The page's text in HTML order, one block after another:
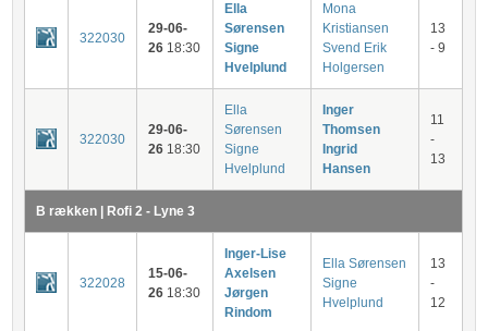
322030
29-06-
26 18:30
Ella
Sørensen
Signe
Hvelplund
Mona
Kristiansen
Svend Erik
Holgersen
13
- 9
322030
29-06-
26 18:30
Ella
Sørensen
Signe
Hvelplund
Inger
Thomsen
Ingrid
Hansen
11
-
13
B rækken | Rofi 2 - Lyne 3
322028
15-06-
26 18:30
Inger-Lise
Axelsen
Jørgen
Rindom
Ella Sørensen
Signe
Hvelplund
13
-
12